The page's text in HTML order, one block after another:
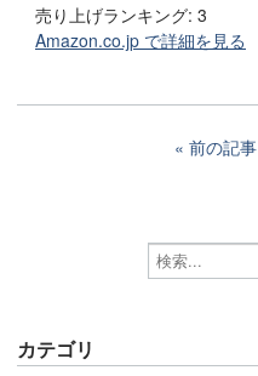
売り上げランキング: 3
Amazon.co.jp で詳細を見る
前の記事
カテゴリ